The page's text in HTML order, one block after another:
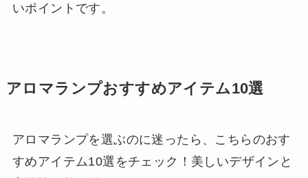
いポイントです。
アロマランプおすすめアイテム10選
アロマランプを選ぶのに迷ったら、こちらのおす
すめアイテム10選をチェック！美しいデザインと